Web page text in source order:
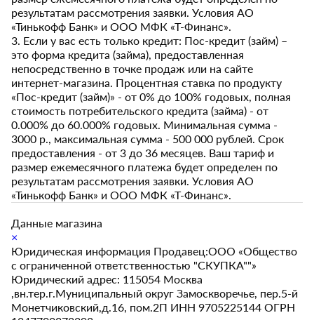
результатам рассмотрения заявки. Условия АО
«Тинькофф Банк» и ООО МФК «Т-Финанс».
3. Если у вас есть только кредит: Пос-кредит (займ) –
это форма кредита (займа), предоставленная
непосредственно в точке продаж или на сайте
интернет-магазина. Процентная ставка по продукту
«Пос-кредит (займ)» - от 0% до 100% годовых, полная
стоимость потребительского кредита (займа) - от
0.000% до 60.000% годовых. Минимальная сумма -
3000 р., максимальная сумма - 500 000 рублей. Срок
предоставления - от 3 до 36 месяцев. Ваш тариф и
размер ежемесячного платежа будет определен по
результатам рассмотрения заявки. Условия АО
«Тинькофф Банк» и ООО МФК «Т-Финанс».
Данные магазина
×
Юридическая информация Продавец:ООО «Общество
с ограниченной ответственностью "СКУПКА""»
Юридический адрес: 115054 Москва
,вн.тер.г.Муниципальный округ Замоскворечье, пер.5-й
Монетчиковский,д.16, пом.2П ИНН 9705225144 ОГРН